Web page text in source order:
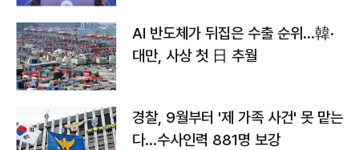
AI 반도체가 뒤집은 수출 순위…韓·
대만, 사상 첫 日 추월
경찰, 9월부터 '제 가족 사건' 못 맡는
다…수사인력 881명 보강